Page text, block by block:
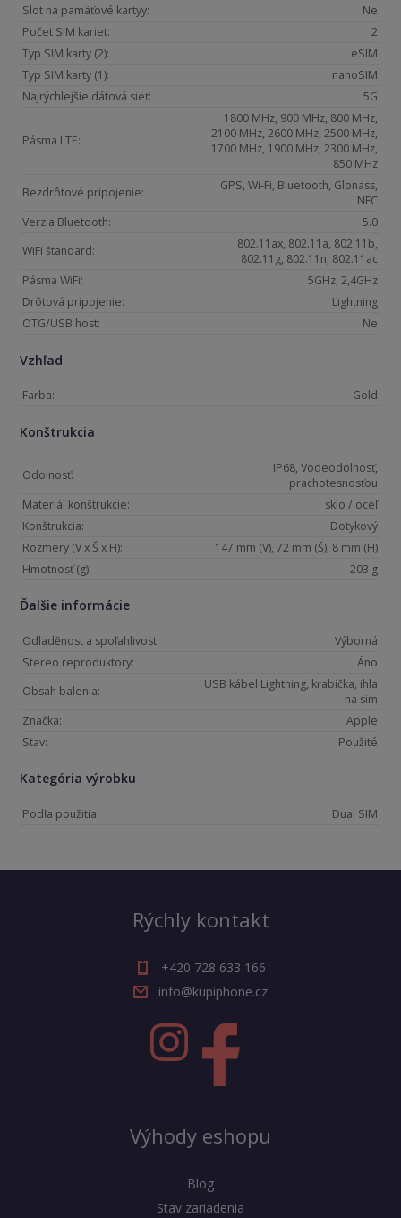
Slot na pamäťové kartyy:
Ne
Počet SIM kariet:
2
Typ SIM karty (2):
eSIM
Typ SIM karty (1):
nanoSIM
Najrýchlejšie dátová sieť:
5G
Pásma LTE:
1800 MHz, 900 MHz, 800 MHz,
2100 MHz, 2600 MHz, 2500 MHz,
1700 MHz, 1900 MHz, 2300 MHz,
850 MHz
Bezdrôtové pripojenie:
GPS, Wi-Fi, Bluetooth, Glonass,
NFC
Verzia Bluetooth:
5.0
WiFi štandard:
802.11ax, 802.11a, 802.11b,
802.11g, 802.11n, 802.11ac
Pásma WiFi:
5GHz, 2,4GHz
Drôtová pripojenie:
Lightning
OTG/USB host:
Ne
Vzhľad
Farba: Gold
Konštrukcia
Odolnosť:
IP68, Vodeodolnosť,
prachotesnosťou
Materiál konštrukcie:
sklo / oceľ
Konštrukcia:
Dotykový
Rozmery (V x Š x H):
147 mm (V), 72 mm (Š), 8 mm (H)
Hmotnosť (g):
203 g
Ďalšie informácie
Odladěnost a spoľahlivost:
Výborná
Stereo reproduktory:
Áno
Obsah balenia:
USB kábel Lightning, krabička, ihla
na sim
Značka:
Apple
Stav:
Použité
Kategória výrobku
Podľa použitia: Dual SIM
Rýchly kontakt
+420 728 633 166
info@kupiphone.cz
Výhody eshopu
Blog
Stav zariadenia